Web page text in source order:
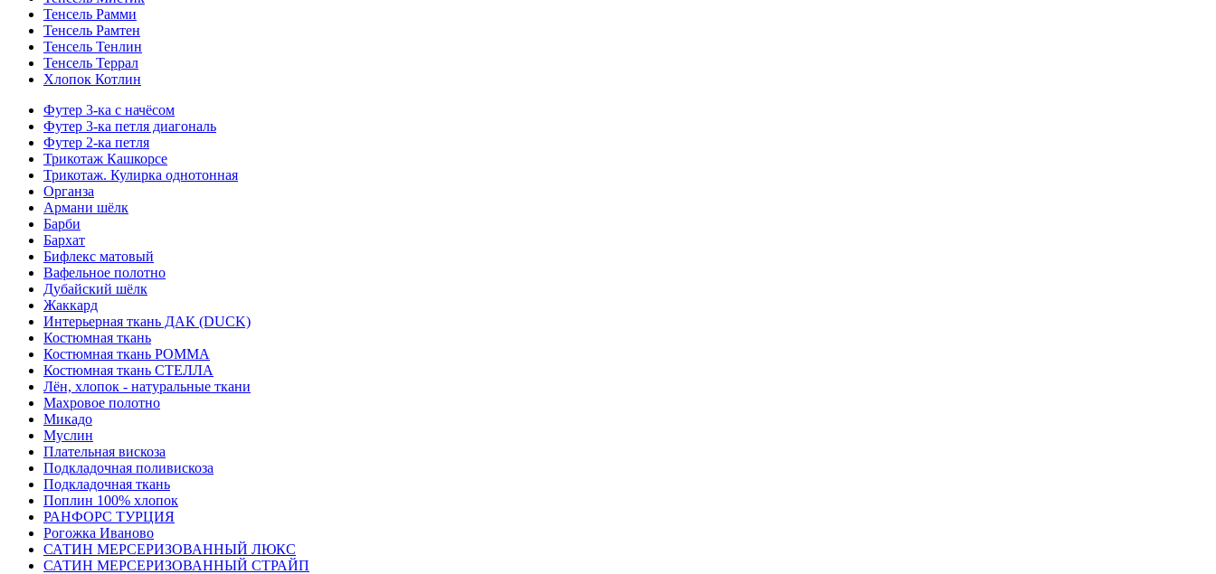
Тенсель Рамми
Тенсель Рамтен
Тенсель Тенлин
Тенсель Террал
Хлопок Котлин
Футер 3-ка с начёсом
Футер 3-ка петля диагональ
Футер 2-ка петля
Трикотаж Кашкорсе
Трикотаж. Кулирка однотонная
Органза
Армани шёлк
Барби
Бархат
Бифлекс матовый
Вафельное полотно
Дубайский шёлк
Жаккард
Интерьерная ткань ДАК (DUCK)
Костюмная ткань
Костюмная ткань РОММА
Костюмная ткань СТЕЛЛА
Лён, хлопок - натуральные ткани
Махровое полотно
Микадо
Муслин
Плательная вискоза
Подкладочная поливискоза
Подкладочная ткань
Поплин 100% хлопок
РАНФОРС ТУРЦИЯ
Рогожка Иваново
САТИН МЕРСЕРИЗОВАННЫЙ ЛЮКС
САТИН МЕРСЕРИЗОВАННЫЙ СТРАЙП